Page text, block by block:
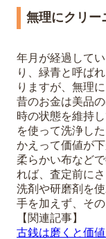
無理にクリー
年月が経過して
り、緑青と呼ば
りますが、無理
昔のお金は美品
時の状態を維持
を使って洗浄し
かえって価値が
柔らかい布など
れば、査定前に
洗剤や研磨剤を
手を加えず、そ
【関連記事】
古銭は磨くと価